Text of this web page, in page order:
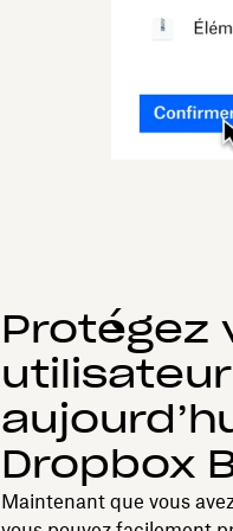
Protégez
Dropbox
Maintenant que vous